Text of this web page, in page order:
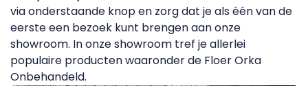
via onderstaande knop en zorg dat je als één van de
eerste een bezoek kunt brengen aan onze
showroom. In onze showroom tref je allerlei
populaire producten waaronder de Floer Orka
Onbehandeld.